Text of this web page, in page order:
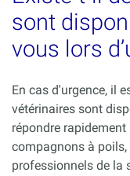
sont
vous lors
En cas d'urgence, il
vétérinaires sont
répondre
compagnons à
professionnels de la